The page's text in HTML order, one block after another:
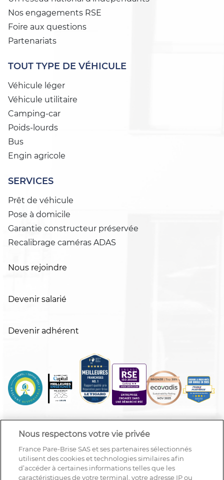
Nos engagements RSE
Foire aux questions
Partenariats
TOUT TYPE DE VÉHICULE
Véhicule léger
Véhicule utilitaire
Camping-car
Poids-lourds
Bus
Engin agricole
SERVICES
Prêt de véhicule
Pose à domicile
Garantie constructeur préservée
Recalibrage caméras ADAS
Nous rejoindre
Devenir salarié
Devenir adhérent
Nous respectons votre vie privée
France Pare-Brise SAS et ses partenaires sélectionnés
utilisent des cookies et technologies similaires afin
d’accéder à certaines informations telles que les
caractéristiques de votre terminal, votre adresse IP ou